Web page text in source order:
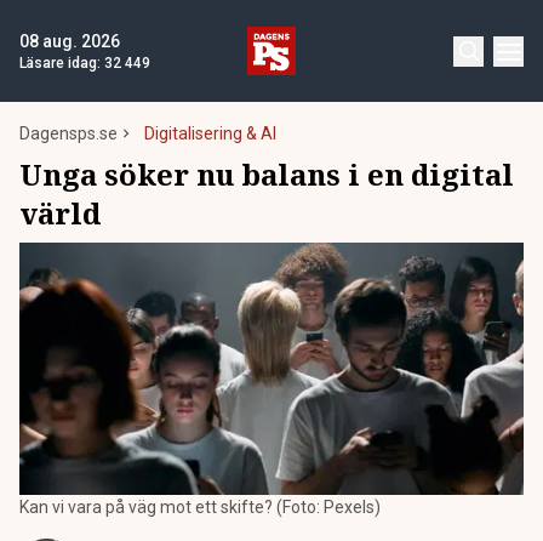
08 aug. 2026
Läsare idag: 32 449
Dagensps.se Digitalisering & AI
Unga söker nu balans i en digital
värld
Kan vi vara på väg mot ett skifte? (Foto: Pexels)